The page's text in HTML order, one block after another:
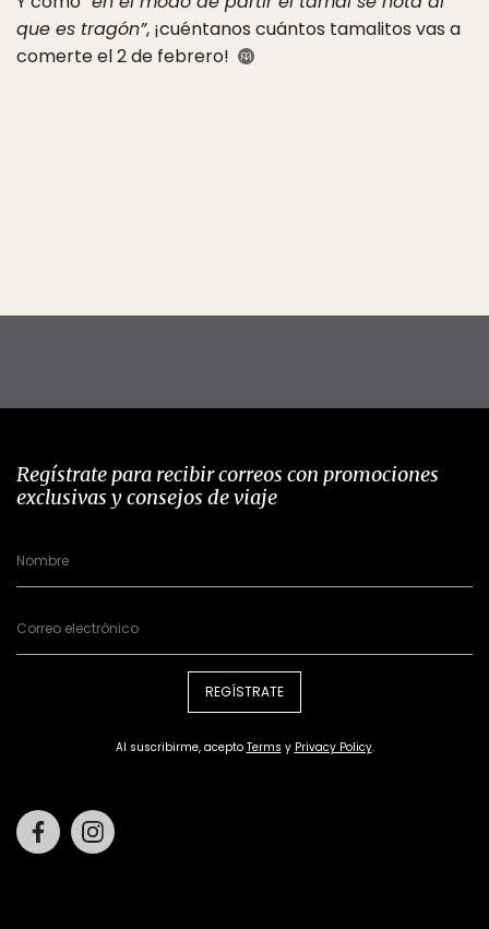
que es tragón”, ¡cuéntanos cuántos tamalitos vas a
comerte el 2 de febrero!
Regístrate para recibir correos con promociones
exclusivas y consejos de viaje
REGÍSTRATE
Al suscribirme, acepto Terms y Privacy Policy.
Facebook